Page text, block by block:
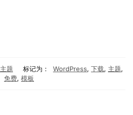
题 标记为： WordPress, 下载, 主题,
免费, 模板